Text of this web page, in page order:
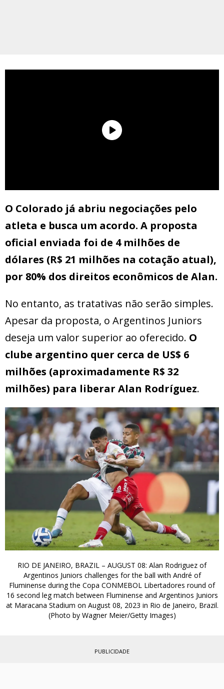
O Colorado já abriu negociações pelo
atleta e busca um acordo. A proposta
oficial enviada foi de 4 milhões de
dólares (R$ 21 milhões na cotação atual),
por 80% dos direitos econômicos de Alan.
No entanto, as tratativas não serão simples.
Apesar da proposta, o Argentinos Juniors
deseja um valor superior ao oferecido. O
clube argentino quer cerca de US$ 6
milhões (aproximadamente R$ 32
milhões) para liberar Alan Rodríguez.
RIO DE JANEIRO, BRAZIL – AUGUST 08: Alan Rodriguez of
Argentinos Juniors challenges for the ball with André of
Fluminense during the Copa CONMEBOL Libertadores round of
16 second leg match between Fluminense and Argentinos Juniors
at Maracana Stadium on August 08, 2023 in Rio de Janeiro, Brazil.
(Photo by Wagner Meier/Getty Images)
PUBLICIDADE